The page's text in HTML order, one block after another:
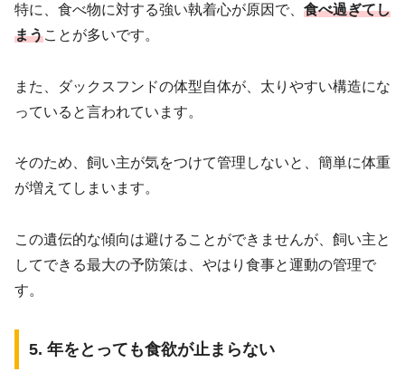
特に、食べ物に対する強い執着心が原因で、 食べ過ぎてし
まうことが多いです。
また、ダックスフンドの体型自体が、太りやすい構造にな
っていると言われています。
そのため、飼い主が気をつけて管理しないと、簡単に体重
が増えてしまいます。
この遺伝的な傾向は避けることができませんが、飼い主と
してできる最大の予防策は、やはり食事と運動の管理で
す。
5. 年をとっても食欲が止まらない